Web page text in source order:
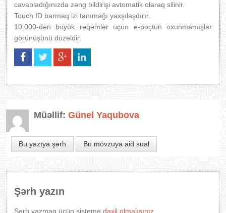
cavabladığınızda zəng bildirişi avtomatik olaraq silinir.
Touch ID barmaq izi tanımağı yaxşılaşdırır.
10.000-dən böyük rəqəmlər üçün e-poçtun oxunmamışlar
görünüşünü düzəldir.
Müəllif: Günel Yaqubova
Bu yazıya şərh Bu mövzuya aid sual
Şərh yazın
Şərh yazmaq üçün sistemə daxil olmalısınız.